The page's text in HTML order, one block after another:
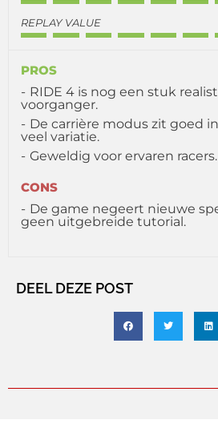
REPLAY VALUE
PROS
RIDE 4 is nog een stuk
voorganger.
De carrière modus zit goed
veel variatie.
Geweldig voor ervaren racers.
CONS
De game negeert nieuwe
geen uitgebreide tutorial.
DEEL DEZE POST